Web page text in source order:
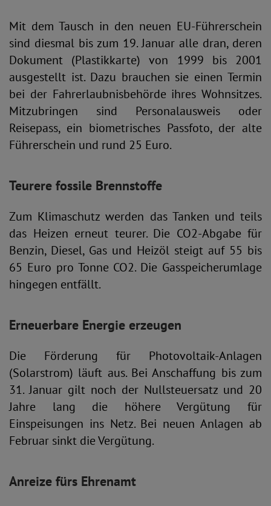
Mit dem Tausch in den neuen EU-Führerschein
sind diesmal bis zum 19. Januar alle dran, deren
Dokument (Plastikkarte) von 1999 bis 2001
ausgestellt ist. Dazu brauchen sie einen Termin
bei der Fahrerlaubnisbehörde ihres Wohnsitzes.
Mitzubringen sind Personalausweis oder
Reisepass, ein biometrisches Passfoto, der alte
Führerschein und rund 25 Euro.
Teurere fossile Brennstoffe
Zum Klimaschutz werden das Tanken und teils
das Heizen erneut teurer. Die CO2-Abgabe für
Benzin, Diesel, Gas und Heizöl steigt auf 55 bis
65 Euro pro Tonne CO2. Die Gasspeicherumlage
hingegen entfällt.
Erneuerbare Energie erzeugen
Die Förderung für Photovoltaik-Anlagen
(Solarstrom) läuft aus. Bei Anschaffung bis zum
31. Januar gilt noch der Nullsteuersatz und 20
Jahre lang die höhere Vergütung für
Einspeisungen ins Netz. Bei neuen Anlagen ab
Februar sinkt die Vergütung.
Anreize fürs Ehrenamt